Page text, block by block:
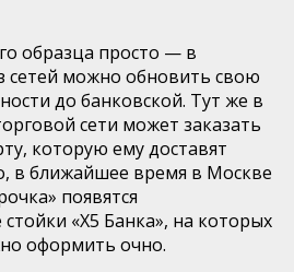
образца просто — в
сетей можно обновить свою
до банковской. Тут же в
сети может заказать
которую ему доставят
в ближайшее время в Москве
появятся
«Х5 Банка», на которых
оформить очно.